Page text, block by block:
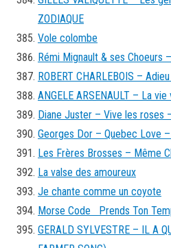
ZODIAQUE
Vole colombe
Rémi Mignault & ses Choeurs
ROBERT CHARLEBOIS –
ANGELE ARSENAULT – La
Diane Juster – Vive les roses
Georges Dor – Quebec Love –
Les Frères Brosses – Même
La valse des amoureux
Je chante comme un coyote
Morse Code Prends Ton
GERALD SYLVESTRE – IL A